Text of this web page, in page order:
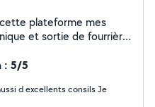
plateforme mes
et sortie de fourrière
: 5/5
d excellents consils Je